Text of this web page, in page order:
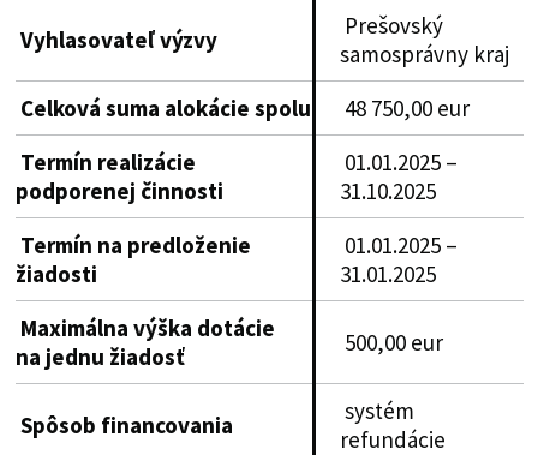
Vyhlasovateľ výzvy
Prešovský
samosprávny kraj
Celková suma alokácie spolu
48 750,00 eur
Termín realizácie
podporenej činnosti
01.01.2025 –
31.10.2025
Termín na predloženie
žiadosti
01.01.2025 –
31.01.2025
Maximálna výška dotácie
na jednu žiadosť
500,00 eur
Spôsob financovania
systém
refundácie